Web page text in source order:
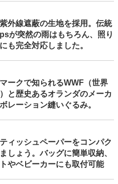
外線遮蔽の生地を採用。伝統
が突然の雨はもちろん、照り
も完全対応しました。
ークで知られるWWF（世界
と歴史あるオランダのメーカ
レーション縫いぐるみ。
ィッシュペーパーをコンパク
しょう。バッグに簡単収納、
やベビーカーにも取付可能